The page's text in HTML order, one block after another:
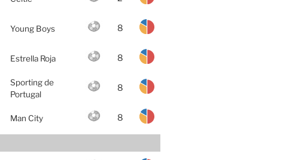
Young Boys 8
Estrella Roja 8
Sporting de
Portugal
8
Man City 8